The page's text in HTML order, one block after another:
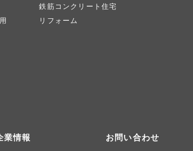
鉄筋コンクリート住宅
リフォーム
業情報 お問い合わせ